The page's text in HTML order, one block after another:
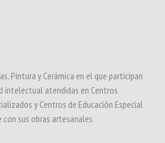
Pintura y Cerámica en el que participan
intelectual atendidas en Centros
y Centros de Educación Especial
sus obras artesanales